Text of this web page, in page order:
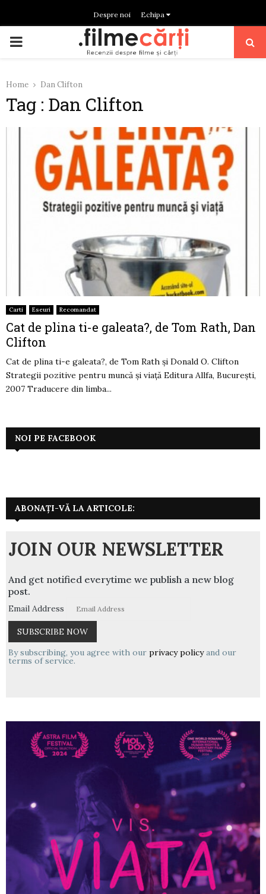
Despre noi Echipa
PRIMARY
Home Dan Clifton
Tag : Dan Clifton
Carti Eseuri Recomandat
Cat de plina ti-e galeata?, de Tom Rath, Dan
Clifton
Cat de plina ti-e galeata?, de Tom Rath şi Donald O. Clifton
Strategii pozitive pentru muncă şi viaţă Editura Allfa, Bucureşti,
2007 Traducere din limba...
NOI PE FACEBOOK
ABONAȚI-VĂ LA ARTICOLE:
JOIN OUR NEWSLETTER
And get notified everytime we publish a new blog
post.
Email Address
By subscribing, you agree with our privacy policyand our
terms of service.